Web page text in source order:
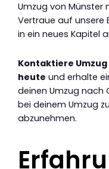
Umzug von Münster
Vertraue auf unsere
in ein neues Kapitel
Kontaktiere
heute und erhalte
deinen Umzug nach
bei deinem Umzug
abzunehmen.